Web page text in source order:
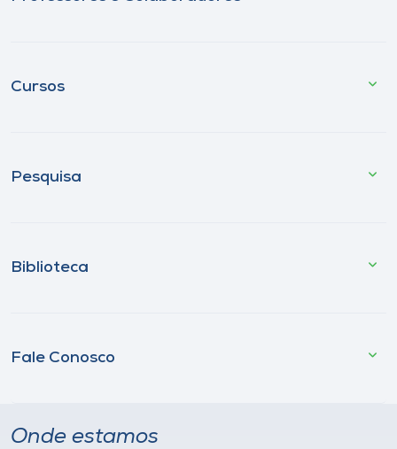
Cursos
Pesquisa
Biblioteca
Fale Conosco
Onde estamos